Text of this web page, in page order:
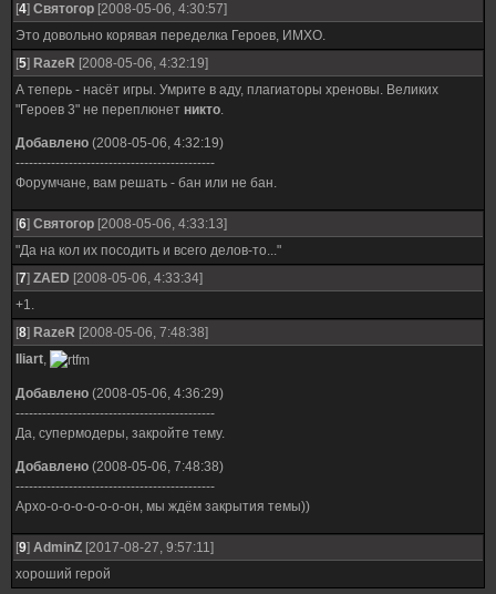
[4] Святогор [2008-05-06, 4:30:57]
Это довольно корявая переделка Героев, ИМХО.
[5] RazeR [2008-05-06, 4:32:19]
А теперь - насёт игры. Умрите в аду, плагиаторы хреновы. Великих
"Героев 3" не переплюнет никто.
Добавлено (2008-05-06, 4:32:19)
---------------------------------------------
Форумчане, вам решать - бан или не бан.
[6] Святогор [2008-05-06, 4:33:13]
"Да на кол их посодить и всего делов-то..."
[7] ZAED [2008-05-06, 4:33:34]
+1.
[8] RazeR [2008-05-06, 7:48:38]
Iliart,
Добавлено (2008-05-06, 4:36:29)
---------------------------------------------
Да, супермодеры, закройте тему.
Добавлено (2008-05-06, 7:48:38)
---------------------------------------------
Архо-о-о-о-о-о-о-он, мы ждём закрытия темы))
[9] AdminZ [2017-08-27, 9:57:11]
хороший герой